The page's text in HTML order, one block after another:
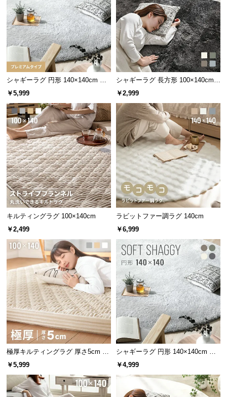
て
お
サ
ポ
ト
お
知
ら
せ
ロ
企
業
情
報
シャギーラグ 円形 140×140cm 洗
える 防音 防ダニ 抗菌防臭 滑り止
￥5,999
シャギーラグ 長方形 100×140cm
洗える 防音 防ダニ 抗菌防臭 滑り
￥2,999
キルティングラグ 100×140cm
￥2,499
ラビットファー調ラグ 140cm
￥6,999
極厚キルティングラグ 厚さ5cm 10
0×140cm
￥5,999
シャギーラグ 円形 140×140cm 洗
える 防音 防ダニ 抗菌防臭 滑り止
￥4,999